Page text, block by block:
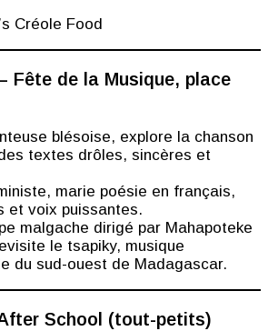
Créole Food
Fête de la Musique, place
blésoise, explore la chanson
textes drôles, sincères et
marie poésie en français,
et voix puissantes.
malgache dirigé par Mahapoteke
le tsapiky, musique
du sud-ouest de Madagascar.
School (tout-petits)